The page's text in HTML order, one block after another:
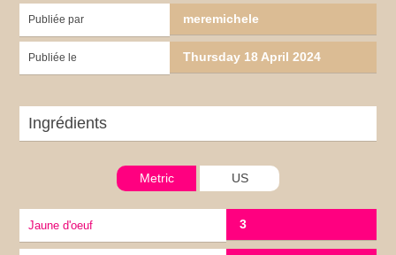
Publiée par meremichele
Publiée le Thursday 18 April 2024
Ingrédients
Metric US
jaune d'oeuf 3